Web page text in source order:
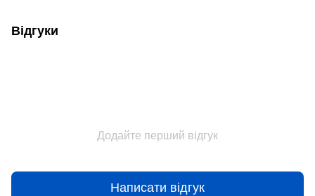
Відгуки
Додайте перший відгук
Написати відгук